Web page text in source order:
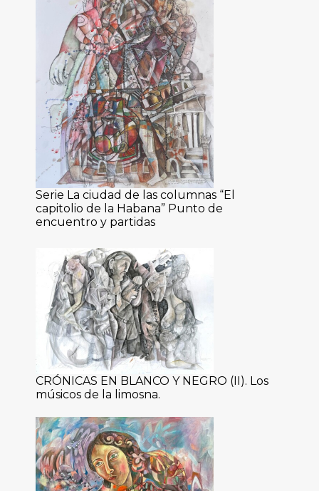
Serie La ciudad de las columnas “El
capitolio de la Habana” Punto de
encuentro y partidas
CRÓNICAS EN BLANCO Y NEGRO (II). Los
músicos de la limosna.